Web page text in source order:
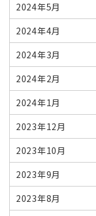
2024年5月
2024年4月
2024年3月
2024年2月
2024年1月
2023年12月
2023年10月
2023年9月
2023年8月